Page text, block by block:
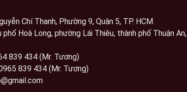
Chí Thanh, Phường 9, Quận 5, TP. HCM
phố Hoà Long, phường Lái Thiêu, thành phố Thuận An,
839 434 (Mr. Tương)
839 434 (Mr. Tương)